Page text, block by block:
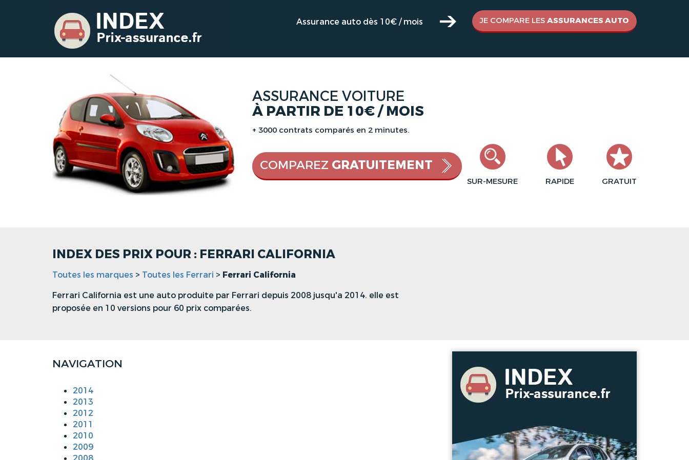
Assurance auto dès 10€ / mois JE COMPARE LES ASSURANCES AUTO
ASSURANCE VOITURE
À PARTIR DE 10€ / MOIS
+ 3000 contrats comparés en 2 minutes.
SUR-MESURE RAPIDE GRATUIT
COMPAREZ GRATUITEMENT
INDEX DES PRIX POUR : FERRARI CALIFORNIA
Toutes les marques > Toutes les Ferrari > Ferrari California
Ferrari California est une auto produite par Ferrari depuis 2008 jusqu'a 2014. elle est
proposée en 10 versions pour 60 prix comparées.
NAVIGATION
2014
2013
2012
2011
2010
2009